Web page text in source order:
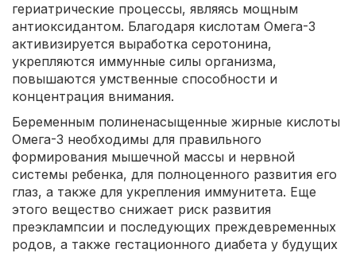
гериатрические процессы, являясь мощным
антиоксидантом. Благодаря кислотам Омега-3
активизируется выработка серотонина,
укрепляются иммунные силы организма,
повышаются умственные способности и
концентрация внимания.
Беременным полиненасыщенные жирные кислоты
Омега-3 необходимы для правильного
формирования мышечной массы и нервной
системы ребенка, для полноценного развития его
глаз, а также для укрепления иммунитета. Еще
этого вещество снижает риск развития
преэклампсии и последующих преждевременных
родов, а также гестационного диабета у будущих